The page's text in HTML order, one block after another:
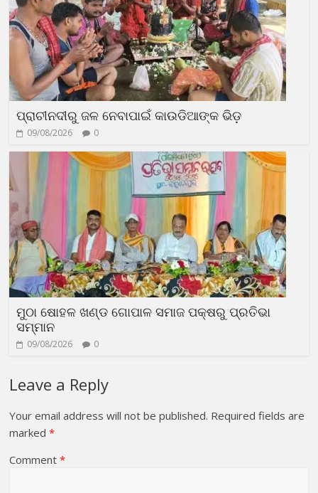
ପ୍ରାଚୀନଦୀରୁ ଜଳ ନେବାପାଇଁ କାଉଡିଆଙ୍କ ଭିଡ଼
09/08/2026 0
ମୁଠା ଷୋହଳ ଖଣ୍ଡ ଗୋପାଳ ସମାଜ ପକ୍ଷରୁ ପ୍ରତିଭା
ସମ୍ମାନ
09/08/2026 0
Leave a Reply
Your email address will not be published. Required fields are
marked*
Comment*